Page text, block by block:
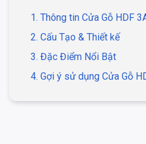
1. Thông tin Cửa Gỗ HDF
2. Cấu Tạo & Thiết kế
3. Đặc Điểm Nổi Bật
4. Gợi ý sử dụng Cửa Gỗ